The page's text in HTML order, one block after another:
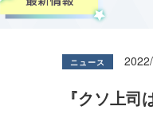
『クソ上